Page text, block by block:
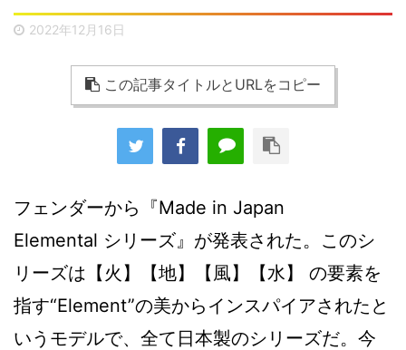
2022年12月16日
この記事タイトルとURLをコピー
フェンダーから『Made in Japan
Elemental シリーズ』が発表された。このシ
リーズは【火】【地】【風】【水】 の要素を
指す“Element”の美からインスパイアされたと
いうモデルで、全て日本製のシリーズだ。今